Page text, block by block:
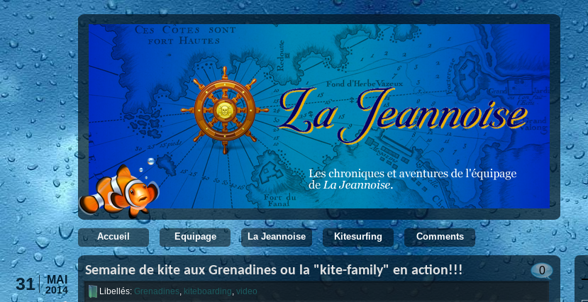
Accueil Equipage La Jeannoise Kitesurfing Comments
MAI
2014
31
0
Semaine de kite aux Grenadines ou la "kite-family" en action!!!
Libellés: Grenadines, kiteboarding, video